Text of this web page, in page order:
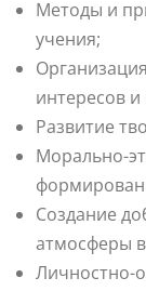
Методы и
учения;
интересов
Развитие
Морально-
Создание
атмосферы в
Личностно-